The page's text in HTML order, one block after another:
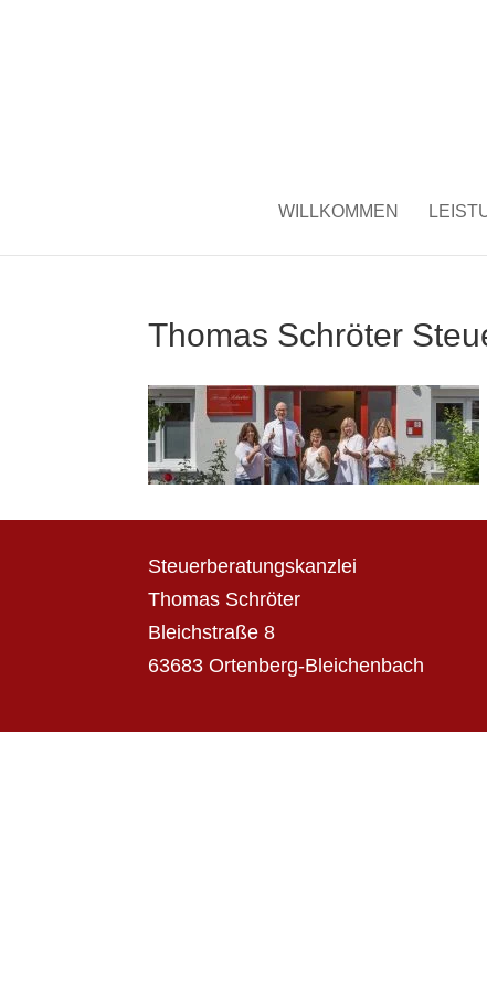
WILLKOMMEN
Thomas Schröter
Steuerberatungskanzlei
Thomas Schröter
Bleichstraße 8
63683 Ortenberg-Bleichenbach